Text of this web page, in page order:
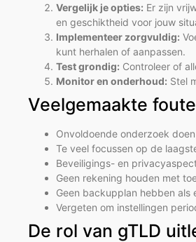
Vergelijk je opties: Er zijn
en geschiktheid voor jouw
Implementeer zorgvuldig:
kunt herhalen of aanpassen.
Test grondig: Controleer of
Monitor en onderhoud: Stel
Veelgemaakte
Onvoldoende onderzoek
Te veel focussen op de
Beveiligings- en
Geen rekening houden met
Geen backupplan hebben als
Vergeten om instellingen
De rol van gTLD